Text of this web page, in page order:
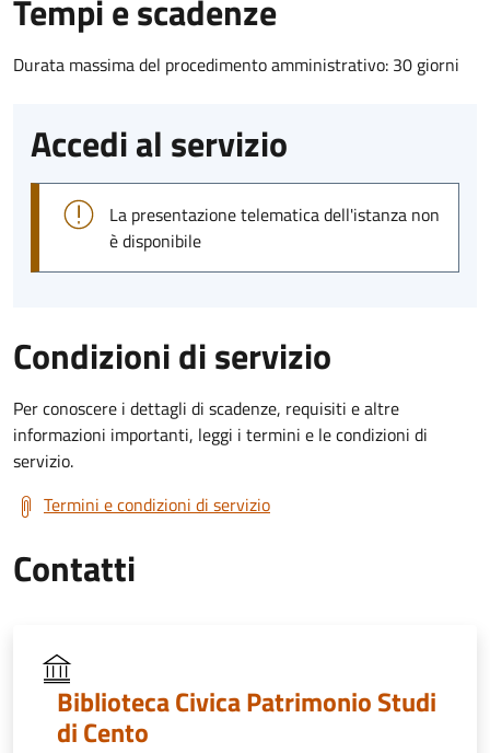
Tempi e scadenze
Durata massima del procedimento amministrativo: 30 giorni
Accedi al servizio
La presentazione telematica dell'istanza non
è disponibile
Condizioni di servizio
Per conoscere i dettagli di scadenze, requisiti e altre
informazioni importanti, leggi i termini e le condizioni di
servizio.
Termini e condizioni di servizio
Contatti
Biblioteca Civica Patrimonio Studi
di Cento